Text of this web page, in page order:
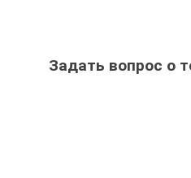
Задать вопрос о